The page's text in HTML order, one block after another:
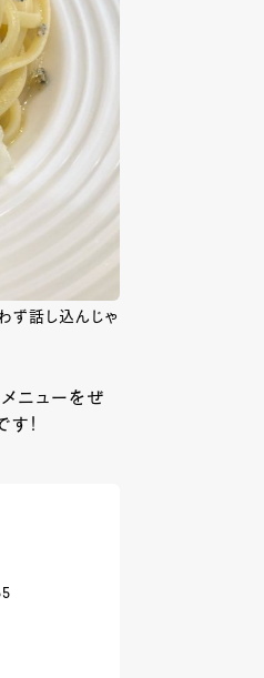
ず話し込んじゃ
ニューをぜ
！